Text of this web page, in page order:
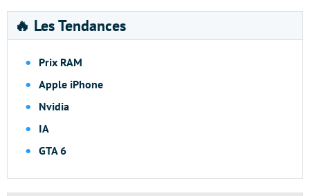
🔥 Les Tendances
Prix RAM
Apple iPhone
Nvidia
IA
GTA 6